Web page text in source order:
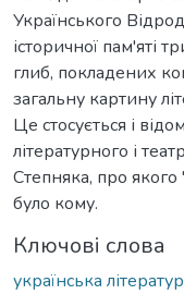
Українського
історичної пам'яті
глиб, покладених
загальну картину
Це стосується і
літературного і
Степняка, про
було кому.
Ключові слова
українська